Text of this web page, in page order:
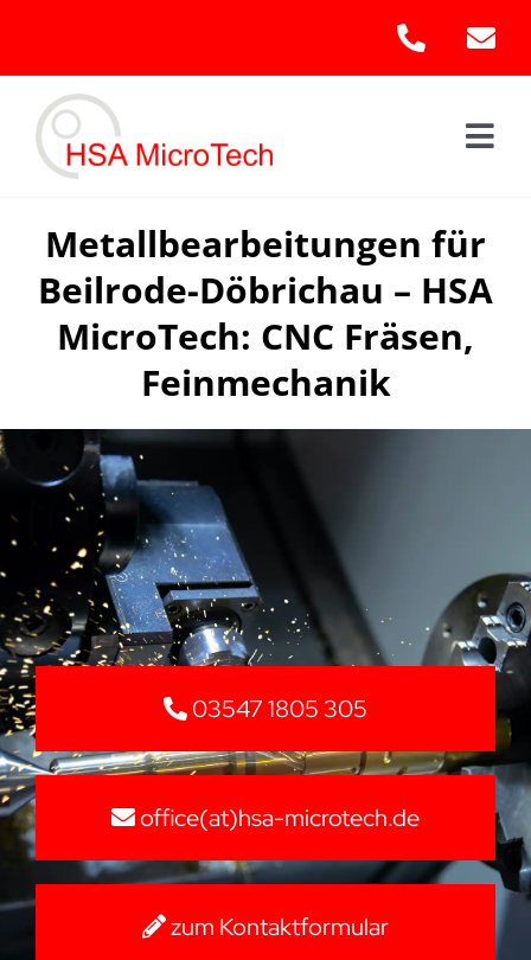
content
Metallbearbeitungen für
Beilrode-Döbrichau – HSA
MicroTech: CNC Fräsen,
Feinmechanik
03547 1805 305
office(at)hsa-microtech.de
zum Kontaktformular